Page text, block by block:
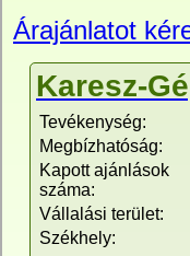
Árajánlatot
Karesz-
Tevékenység:
Megbízhatóság:
Kapott ajánlások
száma:
Vállalási terület:
Székhely: